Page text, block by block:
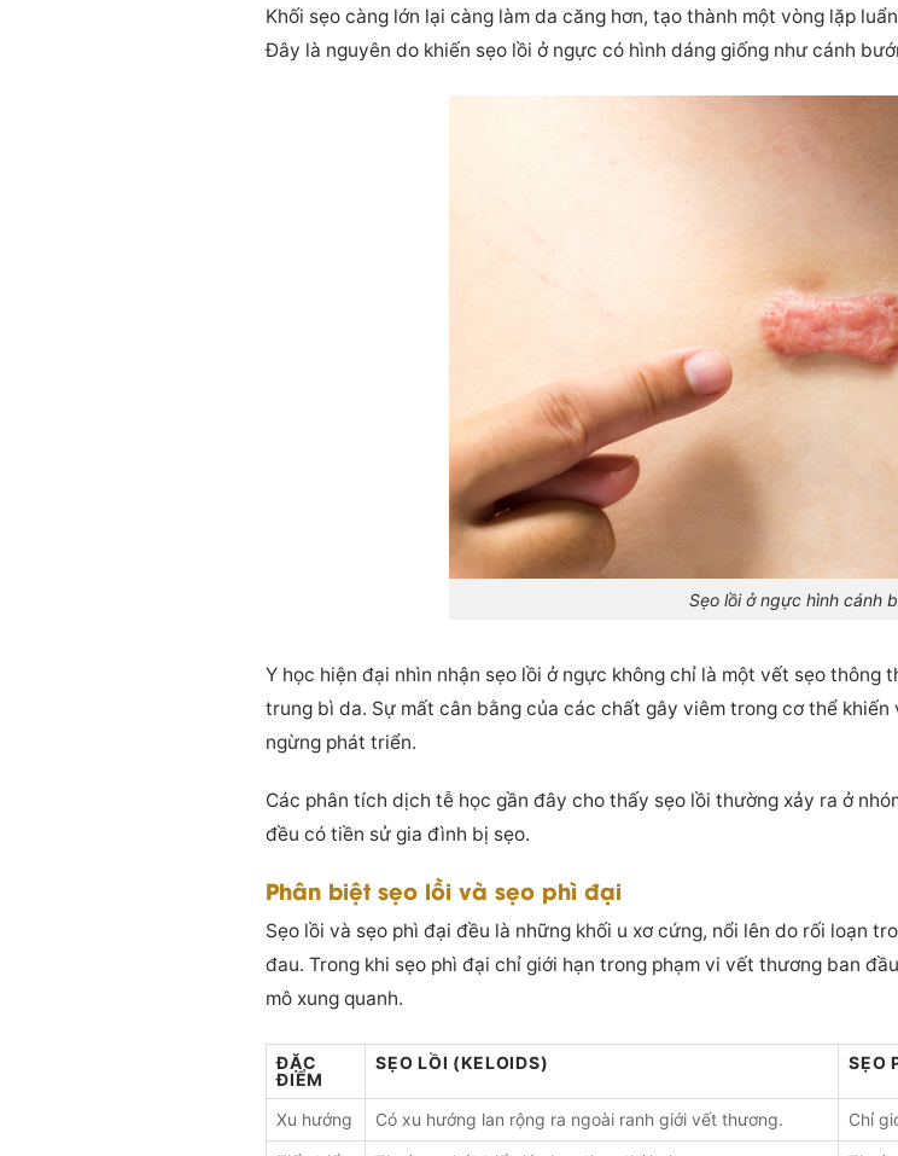
Khối sẹo càng lớn lại càng làm da căng hơn, tạo thành một vòng lặp
Đây là nguyên do khiến sẹo lồi ở ngực có hình dáng giống như cánh
Sẹo lồi ở ngực hình cánh
Y học hiện đại nhìn nhận sẹo lồi ở ngực không chỉ là một vết sẹo thông
trung bì da. Sự mất cân bằng của các chất gây viêm trong cơ thể
ngừng phát triển.
Các phân tích dịch tễ học gần đây cho thấy sẹo lồi thường xảy ra ở
đều có tiền sử gia đình bị sẹo.
Phân biệt sẹo lồi và sẹo phì đại
Sẹo lồi và sẹo phì đại đều là những khối u xơ cứng, nổi lên do rối loạn
đau. Trong khi sẹo phì đại chỉ giới hạn trong phạm vi vết thương ban
mô xung quanh.
ĐẶC
ĐIỂM
SẸO LỒI (KELOIDS) SẸO
Xu hướng Có xu hướng lan rộng ra ngoài ranh giới vết thương. Chỉ